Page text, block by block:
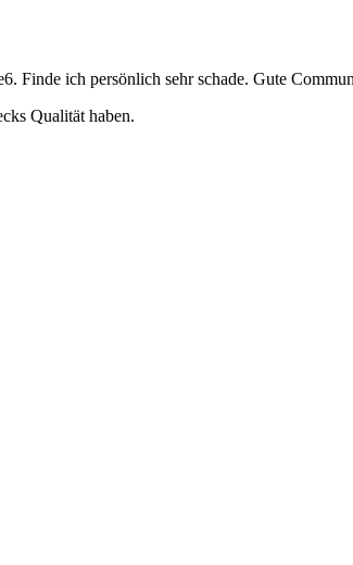
Finde ich persönlich sehr schade. Gute
Qualität haben.